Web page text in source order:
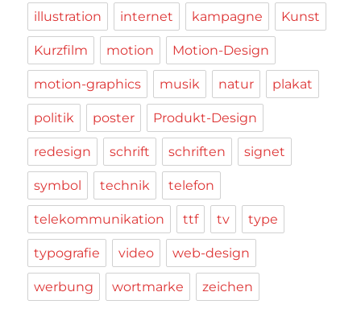
illustration internet kampagne Kunst
Kurzfilm motion Motion-Design
motion-graphics musik natur plakat
politik poster Produkt-Design
redesign schrift schriften signet
symbol technik telefon
telekommunikation ttf tv type
typografie video web-design
werbung wortmarke zeichen